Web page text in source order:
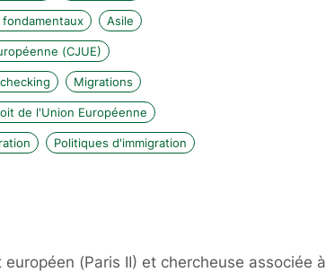
fondamentaux Asile
(CJUE)
Migrations
de l'Union Européenne
Politiques d'immigration
(Paris II) et chercheuse associée à